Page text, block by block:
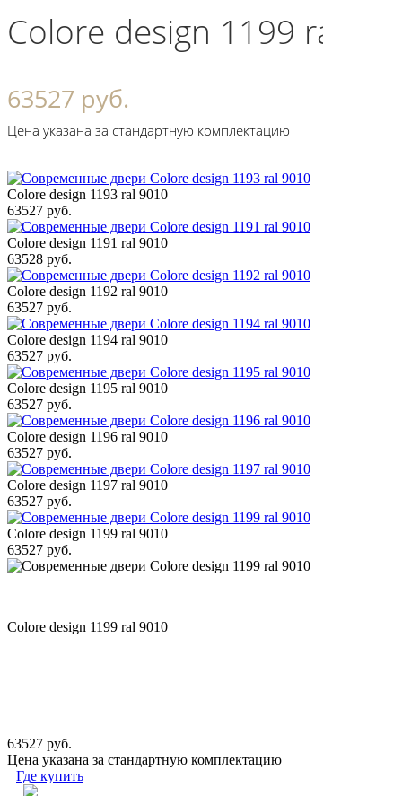
Colore design 1199 ral
63527 руб.
Цена указана за стандартную комплектацию
Colore design 1193 ral 9010
63527 руб.
Colore design 1191 ral 9010
63528 руб.
Colore design 1192 ral 9010
63527 руб.
Colore design 1194 ral 9010
63527 руб.
Colore design 1195 ral 9010
63527 руб.
Colore design 1196 ral 9010
63527 руб.
Colore design 1197 ral 9010
63527 руб.
Colore design 1199 ral 9010
63527 руб.
Colore design 1199 ral 9010
63527 руб.
Цена указана за стандартную комплектацию
Где купить